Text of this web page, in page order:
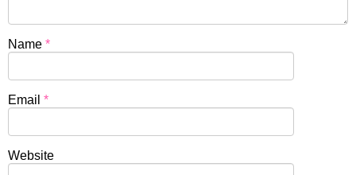
Name *
Email *
Website